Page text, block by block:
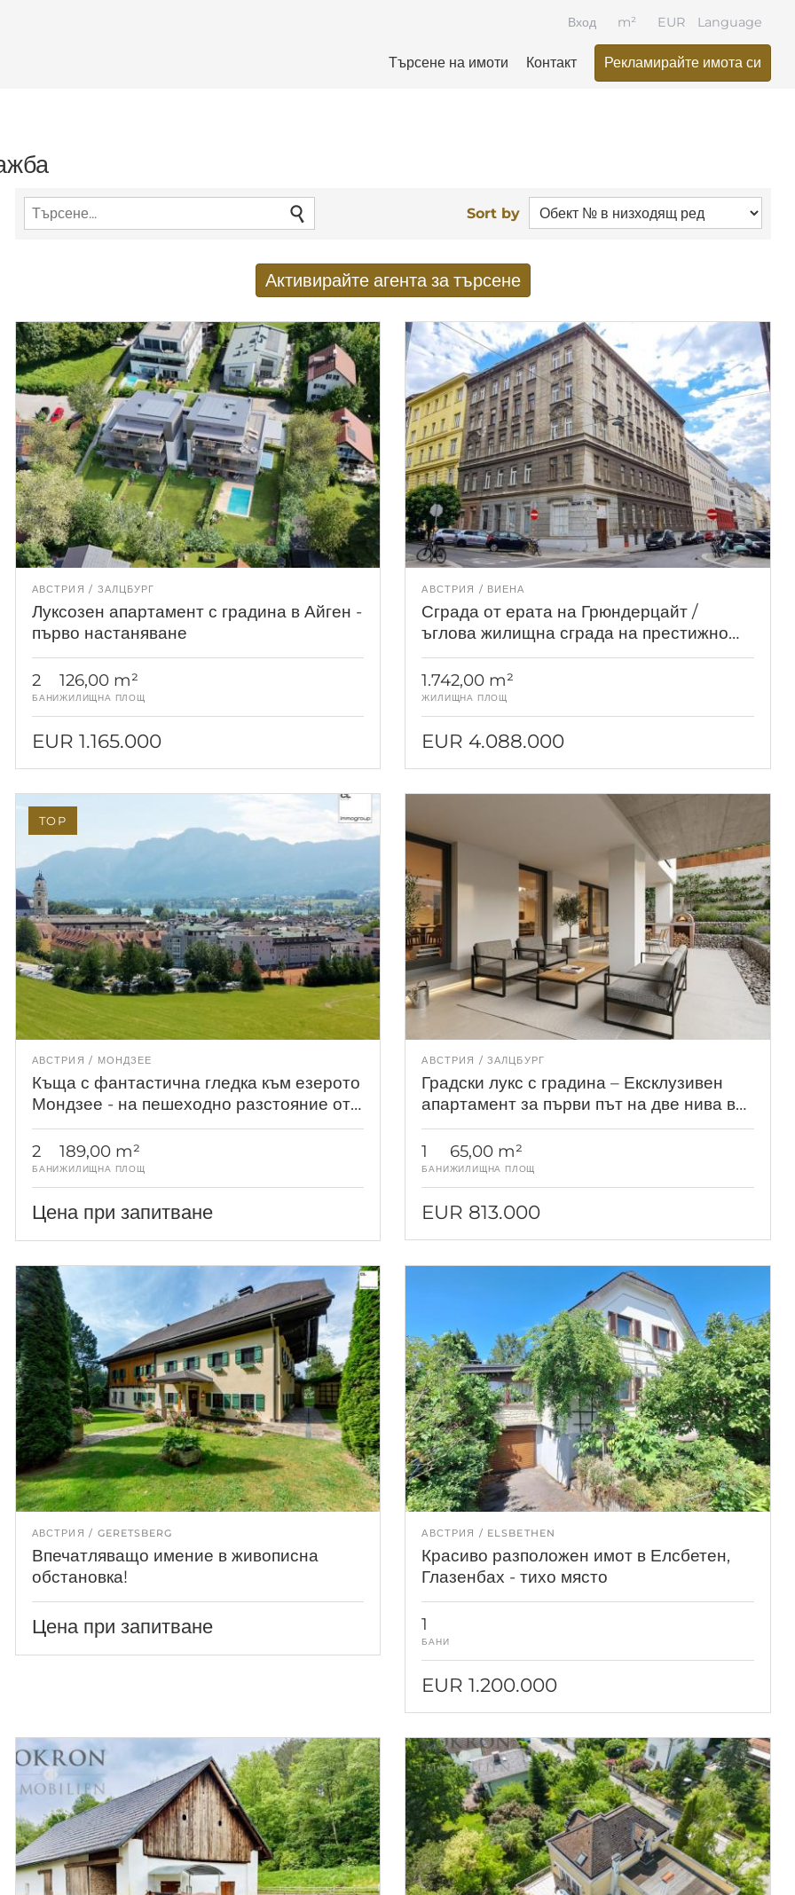
Language
Търсене на имоти Контакт Рекламирайте имота си
Вход EUR
m²
Sort by
Активирайте агента за търсене
E-mail адрес*
АВСТРИЯ ЗАЛЦБУРГ
Луксозен апартамент с градина в Айген -
първо настаняване
2
БАНИ
126,00 m²
ЖИЛИЩНА ПЛОЩ
EUR 1.165.000
АВСТРИЯ ВИЕНА
Сграда от ерата на Грюндерцайт /
ъглова жилищна сграда на престижно
място във Виена през 1050 г.
1.742,00 m²
ЖИЛИЩНА ПЛОЩ
EUR 4.088.000
АВСТРИЯ МОНДЗЕЕ
Къща с фантастична гледка към езерото
Мондзее - на пешеходно разстояние от
центъра на града!
2
БАНИ
189,00 m²
ЖИЛИЩНА ПЛОЩ
Цена при запитване
TOP
АВСТРИЯ ЗАЛЦБУРГ
Градски лукс с градина – Ексклузивен
апартамент за първи път на две нива в
Залцбург
1
БАНИ
65,00 m²
ЖИЛИЩНА ПЛОЩ
EUR 813.000
АВСТРИЯ GERETSBERG
Впечатляващо имение в живописна
обстановка!
Цена при запитване
АВСТРИЯ ELSBETHEN
Красиво разположен имот в Елсбетен,
Глазенбах - тихо място
1
БАНИ
EUR 1.200.000